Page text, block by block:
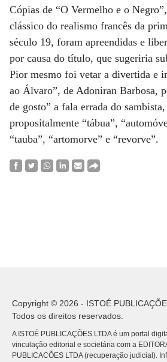
Cópias de “O Vermelho e o
clássico do realismo francês da
século 19, foram apreendidas e
por causa do título, que sugeriria
Pior mesmo foi vetar a divertida e
ao Álvaro”, de Adoniran Barbosa,
de gosto” a fala errada do
propositalmente “tábua”,
“tauba”, “artomorve” e “revorve”.
Copyright © 2026 - ISTOÉ
Todos os direitos reservados.
A ISTOÉ PUBLICAÇÕES LTDA é um portal
vinculação editorial e societária com a
PUBLICACÕES LTDA (recuperação judicial).